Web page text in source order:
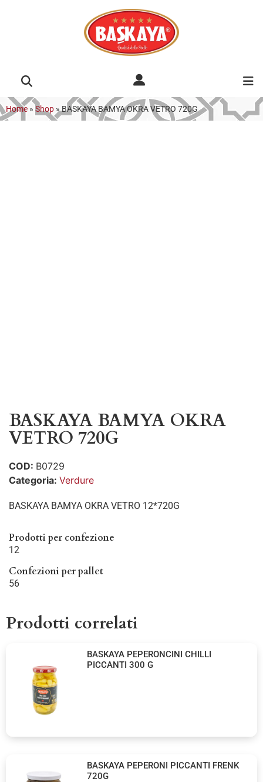
Home » Shop »BASKAYA BAMYA OKRA VETRO 720G
BASKAYA BAMYA OKRA
VETRO 720G
COD: B0729
Categoria: Verdure
BASKAYA BAMYA OKRA VETRO 12*720G
Prodotti per confezione
12
Confezioni per pallet
56
Prodotti correlati
BASKAYA PEPERONCINI CHILLI
PICCANTI 300 G
BASKAYA PEPERONI PICCANTI FRENK
720G